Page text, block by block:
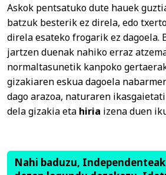
Askok pentsatuko dute hauek
batzuk besterik ez direla, edo
direla esateko frogarik ez dagoela.
jartzen duenak nahiko erraz
normaltasunetik kanpoko
gizakiaren eskua dagoela
dago arazoa, naturaren
dela gizakia eta hiria izena duen
Nahi baduzu,